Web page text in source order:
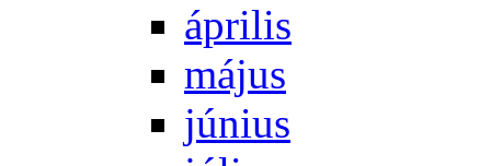
áp­ri­lis
má­jus
jú­ni­us